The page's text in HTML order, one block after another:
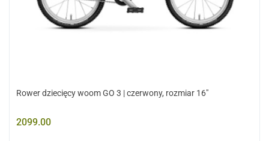
Rower dziecięcy woom GO 3 | czerwony, rozmiar 16"
2099.00